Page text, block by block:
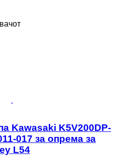
Kawasaki K5V200DP-
017 за опрема за
L54